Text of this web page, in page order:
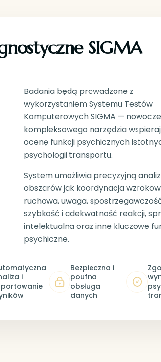
SIGMA
Badania będą prowadzone z
wykorzystaniem Systemu Testów
Komputerowych SIGMA —
kompleksowego narzędzia
ocenę funkcji psychicznych
psychologii transportu.
System umożliwia precyzyjną
obszarów jak koordynacja
ruchowa, uwaga,
szybkość i adekwatność reakcji,
intelektualna oraz inne kluczowe
psychiczne.
i
Bezpieczna i
poufna
obsługa
danych